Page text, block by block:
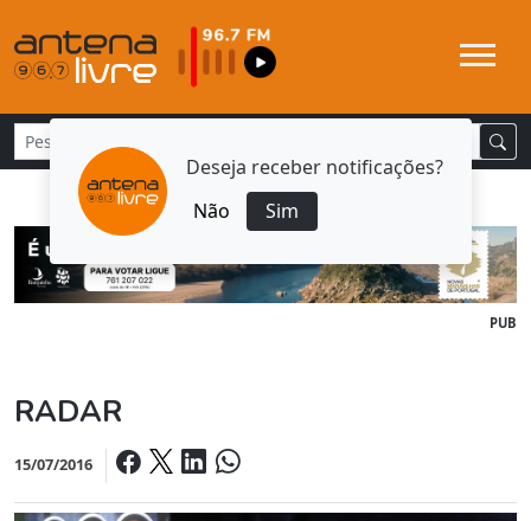
Deseja receber notificações?
Não
Sim
PUB
RADAR
15/07/2016